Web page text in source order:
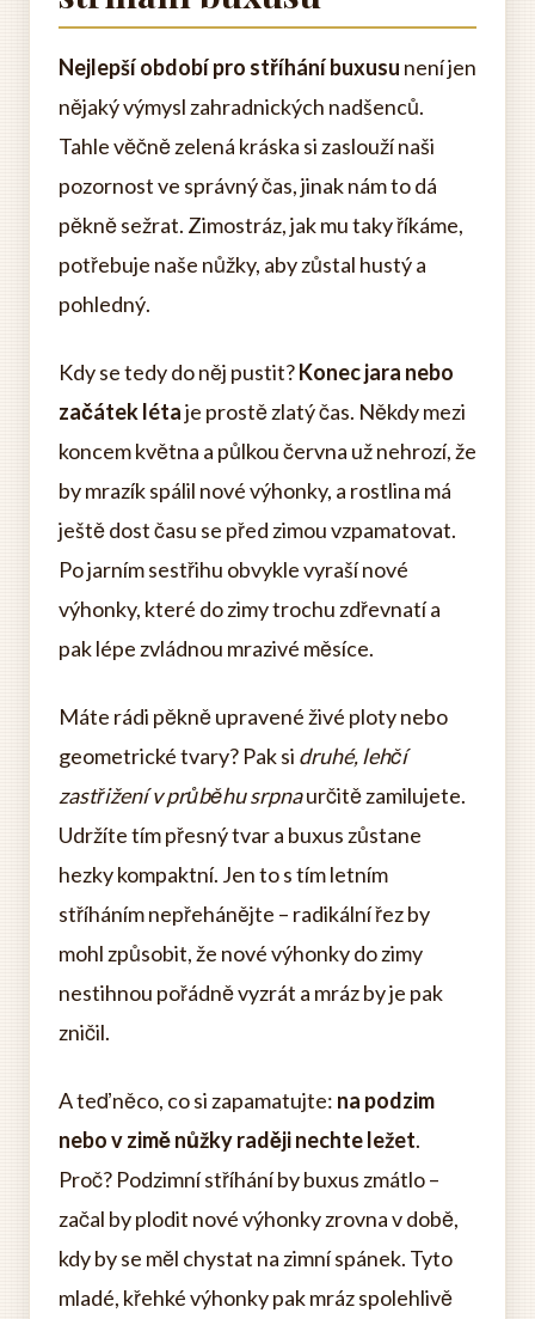
Nejlepší období pro stříhání buxusu není jen
nějaký výmysl zahradnických nadšenců.
Tahle věčně zelená kráska si zaslouží naši
pozornost ve správný čas, jinak nám to dá
pěkně sežrat. Zimostráz, jak mu taky říkáme,
potřebuje naše nůžky, aby zůstal hustý a
pohledný.
Kdy se tedy do něj pustit?Konec jara nebo
začátek létaje prostě zlatý čas. Někdy mezi
koncem května a půlkou června už nehrozí, že
by mrazík spálil nové výhonky, a rostlina má
ještě dost času se před zimou vzpamatovat.
Po jarním sestřihu obvykle vyraší nové
výhonky, které do zimy trochu zdřevnatí a
pak lépe zvládnou mrazivé měsíce.
Máte rádi pěkně upravené živé ploty nebo
geometrické tvary? Pak si druhé, lehčí
zastřižení v průběhu srpnaurčitě zamilujete.
Udržíte tím přesný tvar a buxus zůstane
hezky kompaktní. Jen to s tím letním
stříháním nepřehánějte – radikální řez by
mohl způsobit, že nové výhonky do zimy
nestihnou pořádně vyzrát a mráz by je pak
zničil.
A teď něco, co si zapamatujte: na podzim
nebo v zimě nůžky raději nechte ležet.
Proč? Podzimní stříhání by buxus zmátlo –
začal by plodit nové výhonky zrovna v době,
kdy by se měl chystat na zimní spánek. Tyto
mladé, křehké výhonky pak mráz spolehlivě